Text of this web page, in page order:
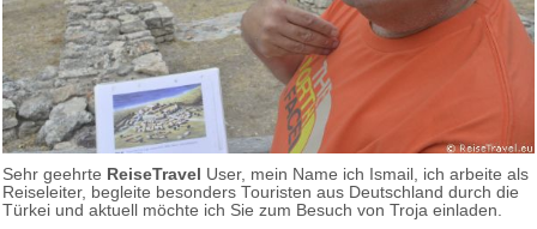
Sehr geehrte ReiseTravel User, mein Name ich Ismail, ich arbeite als
Reiseleiter, begleite besonders Touristen aus Deutschland durch die
Türkei und aktuell möchte ich Sie zum Besuch von Troja einladen.